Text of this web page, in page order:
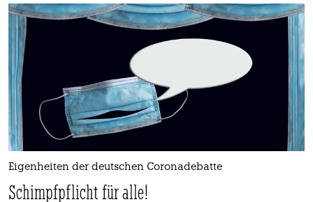
Eigenheiten der deutschen Coronadebatte
Schimpfpflicht für alle!